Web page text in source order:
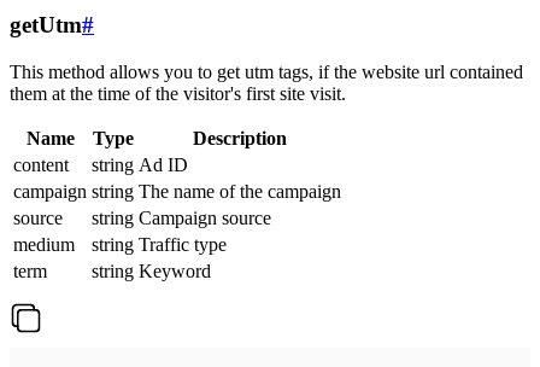
getUtm#
This method allows you to get utm tags, if the website url contained
them at the time of the visitor's first site visit.
Name Type
Description
content
string Ad ID
campaign string The name of the campaign
source
string Campaign source
medium
string Traffic type
term
string Keyword